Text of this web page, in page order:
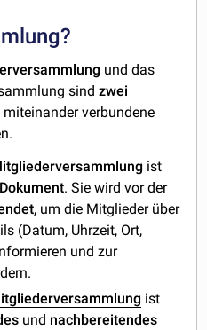
und das
sindzwei
miteinander verbundene
ist
Dokument. Sie wird vor der
, um die Mitglieder über
(Datum, Uhrzeit, Ort,
und zur
ist
und nachbereitendes